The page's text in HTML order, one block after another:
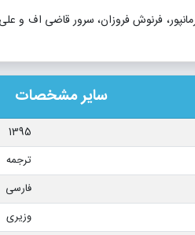
فرنوش فروزان، سرور قاضی اف و
سایر مشخصات
1395
ترجمه
فارسی
وزیری